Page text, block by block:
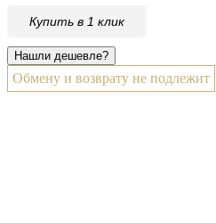
Купить в 1 клик
Обмену и возврату не подлежит